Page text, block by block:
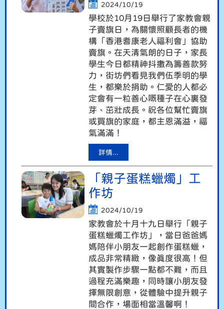
2024/10/19
學校於10月19日舉行了家教會親
子賣旗日，為關懷照顧長者的機
構「香港耆康老人福利會」協助
賣旗。在天清氣朗的日子，家長
學生今日都精神抖擻為籌善款努
力，街坊們看見我們伍季明的學
生，都樂於捐助。仁愛的人都必
定會有一粒善心嘅種子在心裏發
芽、茁壯成長。祝各位幫忙賣旗
或買旗的家庭，都主恩滿溢，福
氣滿滿！
詳情...
「親子蛋糕蠟燭」工
作坊
2024/10/19
家教會於十月十九日舉行「親子
蛋糕蠟燭工作坊」，當日爸爸媽
媽陪伴小朋友一起創作蛋糕蠟，
成品非常精緻，像真度很高！但
其實製作步驟一點都不難，而且
過程充滿樂趣，同時讓小朋友發
揮無限創意，從體驗中提升親子
間合作，場面相當溫馨啊！